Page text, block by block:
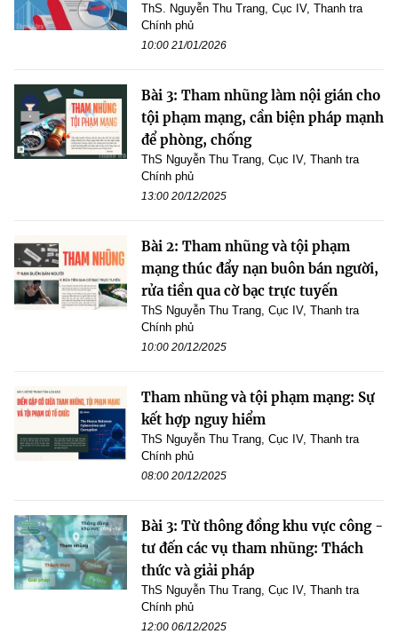
ThS. Nguyễn Thu Trang, Cục IV, Thanh tra
Chính phủ
10:00 21/01/2026
Bài 3: Tham nhũng làm nội gián cho
tội phạm mạng, cần biện pháp mạnh
để phòng, chống
ThS Nguyễn Thu Trang, Cục IV, Thanh tra
Chính phủ
13:00 20/12/2025
Bài 2: Tham nhũng và tội phạm
mạng thúc đẩy nạn buôn bán người,
rửa tiền qua cờ bạc trực tuyến
ThS Nguyễn Thu Trang, Cục IV, Thanh tra
Chính phủ
10:00 20/12/2025
Tham nhũng và tội phạm mạng: Sự
kết hợp nguy hiểm
ThS Nguyễn Thu Trang, Cục IV, Thanh tra
Chính phủ
08:00 20/12/2025
Bài 3: Từ thông đồng khu vực công -
tư đến các vụ tham nhũng: Thách
thức và giải pháp
ThS Nguyễn Thu Trang, Cục IV, Thanh tra
Chính phủ
12:00 06/12/2025